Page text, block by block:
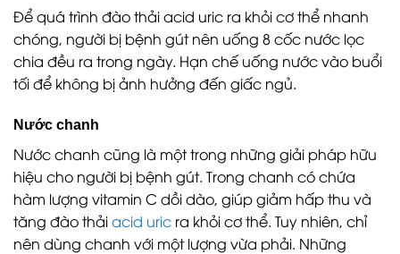
Để quá trình đào thải acid uric ra khỏi cơ thể nhanh
chóng, người bị bệnh gút nên uống 8 cốc nước lọc
chia đều ra trong ngày. Hạn chế uống nước vào buổi
tối để không bị ảnh hưởng đến giấc ngủ.
Nước chanh
Nước chanh cũng là một trong những giải pháp hữu
hiệu cho người bị bệnh gút. Trong chanh có chứa
hàm lượng vitamin C dồi dào, giúp giảm hấp thu và
tăng đào thảiacid uric ra khỏi cơ thể. Tuy nhiên, chỉ
nên dùng chanh với một lượng vừa phải. Những